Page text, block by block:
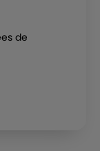
de